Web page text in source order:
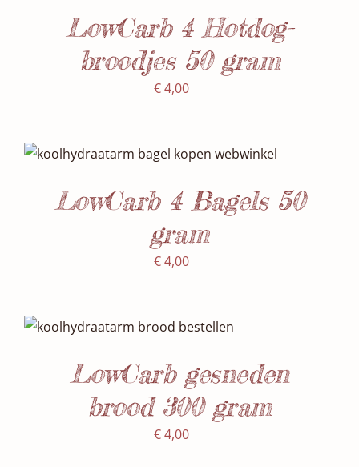
LowCarb 4 Hotdog-
broodjes 50 gram
€4,00
Waardering
uit 5
SELECTEER DATUM(S) /
LowCarb 4 Bagels 50
gram
€4,00
SELECTEER DATUM(S)
/
DETAILS
LowCarb gesneden
brood 300 gram
€4,00